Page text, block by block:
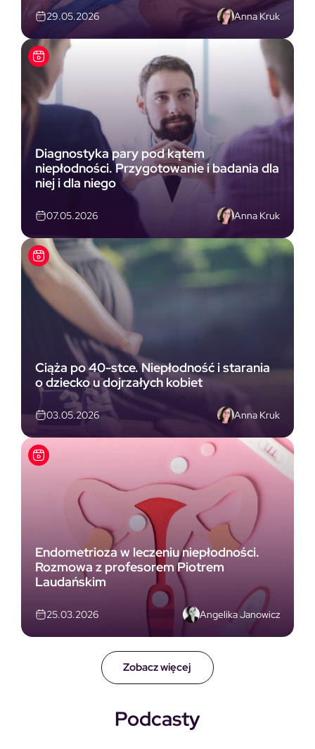
Zobacz więcej
29.05.2026 Anna Kruk
Diagnostyka pary pod kątem
niepłodności. Przygotowanie i badania dla
niej i dla niego
07.05.2026 Anna Kruk
Ciąża po 40-stce. Niepłodność i starania
o dziecko u dojrzałych kobiet
03.05.2026 Anna Kruk
Endometrioza w leczeniu niepłodności.
Rozmowa z profesorem Piotrem
Laudańskim
25.03.2026 Angelika Janowicz
Podcasty